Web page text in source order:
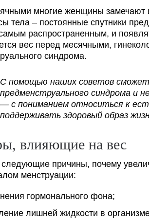
многие женщины замечают
тела – постоянные спутники
распространенным, и
вес перед месячными,
синдрома.
С помощью наших советов
предменструального синдрома и
— с пониманием относиться к
поддерживать здоровый образ
влияющие на вес
причины, почему
менструации:
гормонального фона;
лишней жидкости в